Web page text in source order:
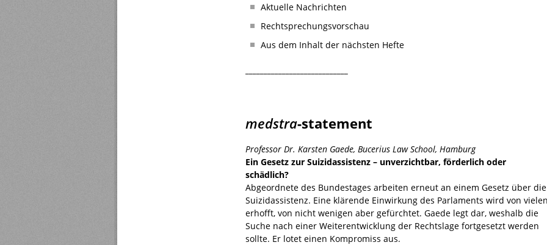
Aktuelle Nachrichten
Rechtsprechungsvorschau
Aus dem Inhalt der nächsten Hefte
medstra-statement
Professor Dr. Karsten Gaede, Bucerius Law School, Hamburg
Ein Gesetz zur Suizidassistenz – unverzichtbar, förderlich oder
schädlich?
Abgeordnete des Bundestages arbeiten erneut an einem Gesetz über die
Suizidassistenz. Eine klärende Einwirkung des Parlaments wird von
erhofft, von nicht wenigen aber gefürchtet. Gaede legt dar, weshalb die
Suche nach einer Weiterentwicklung der Rechtslage fortgesetzt werden
sollte. Er lotet einen Kompromiss aus.